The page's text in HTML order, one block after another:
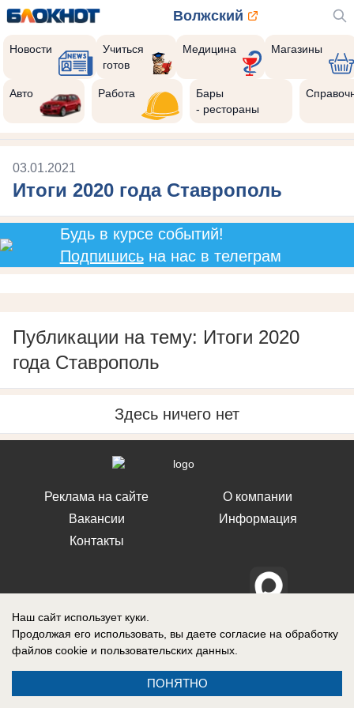
Волжский
Новости
Учиться
готов
Медицина Магазины
Авто Работа
Бары
- рестораны
03.01.2021
Итоги 2020 года Ставрополь
Будь в курсе событий!
Подпишисьна нас в телеграм
Публикации на тему: Итоги 2020
года Ставрополь
Здесь ничего нет
Реклама на сайте
Вакансии
Контакты
О компании
Информация
Свидетельство о регистрации СМИ: Эл № ФС 77-76240, выдано
Федеральной службой по надзору в сфере связи, информационных
технологий и массовых коммуникаций (Роскомнадзор) 19 июля 2019 г.
Наш сайт использует куки.
Продолжая его использовать, вы даете согласие на обработку
файлов cookie и пользовательских данных.
ПОНЯТНО